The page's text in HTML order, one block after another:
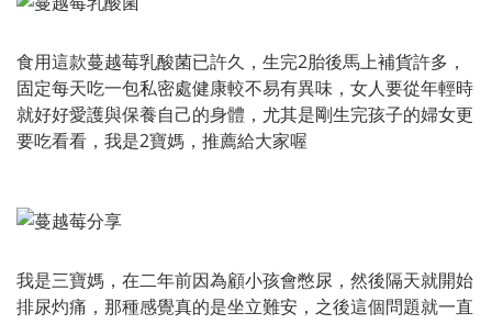
食用這款蔓越莓乳酸菌已許久，生完2胎後馬上補貨許多，
固定每天吃一包私密處健康較不易有異味，女人要從年輕時
就好好愛護與保養自己的身體，尤其是剛生完孩子的婦女更
要吃看看，我是2寶媽，推薦給大家喔
我是三寶媽，在二年前因為顧小孩會憋尿，然後隔天就開始
排尿灼痛，那種感覺真的是坐立難安，之後這個問題就一直